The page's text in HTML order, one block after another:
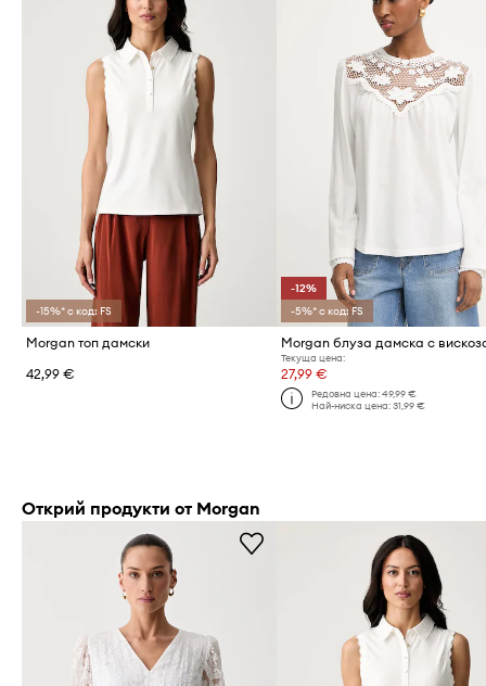
-15%* с код: FS
Morgan топ дамски
42,99 €
-12%
-5%* с код: FS
Morgan блуза дамска с
Текуща цена:
27,99 €
Редовна цена: 49,99 €
Най-ниска цена: 31,99 €
Открий продукти от Morgan